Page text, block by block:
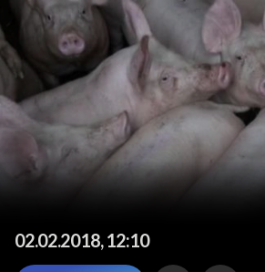
Agrobiznes
02.02.2018, 12:10